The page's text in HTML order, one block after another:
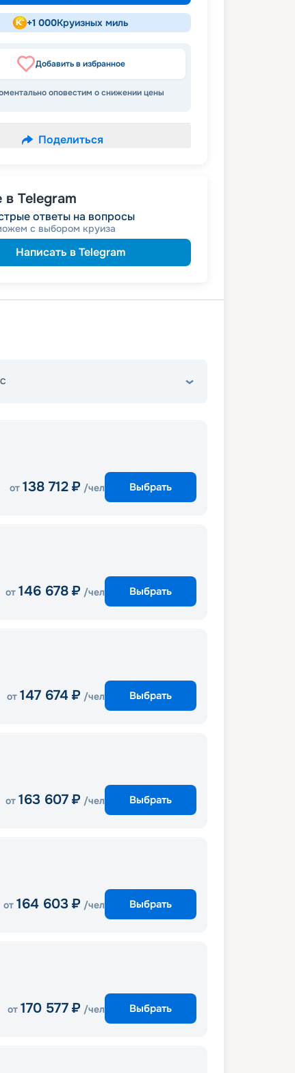
+1 000Круизных миль
Добавить в избранное
оповестим о снижении цены
Поделиться
Telegram
ответы на вопросы
с выбором круиза
Написать в Telegram
от 138 712 ₽ /чел Выбрать
от 146 678 ₽ /чел Выбрать
от 147 674 ₽ /чел Выбрать
от 163 607 ₽ /чел Выбрать
от 164 603 ₽ /чел Выбрать
от 170 577 ₽ /чел Выбрать